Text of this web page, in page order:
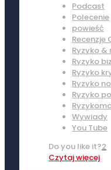
Podcast
Polecenie
powieść
Recenzje
Ryzyko
Ryzyko
Ryzyko
Ryzyko
Ryzyko
Wywiady
You Tube
Do you like it?2
Czytaj więcej